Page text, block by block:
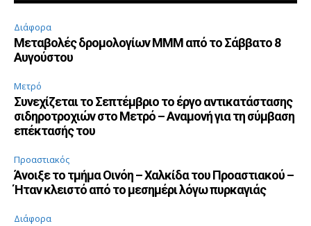
Διάφορα
Μεταβολές δρομολογίων ΜΜΜ από το Σάββατο 8
Αυγούστου
Μετρό
Συνεχίζεται το Σεπτέμβριο το έργο αντικατάστασης
σιδηροτροχιών στο Μετρό – Αναμονή για τη σύμβαση
επέκτασής του
Προαστιακός
Άνοιξε το τμήμα Οινόη – Χαλκίδα του Προαστιακού –
Ήταν κλειστό από το μεσημέρι λόγω πυρκαγιάς
Διάφορα